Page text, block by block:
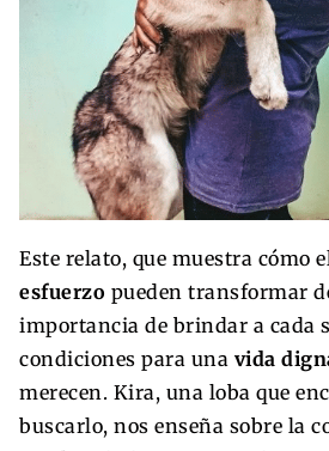
Este relato, que muestra cómo
esfuerzo pueden transformar
importancia de brindar a cada
condiciones para una vida
merecen. Kira, una loba que
buscarlo, nos enseña sobre la